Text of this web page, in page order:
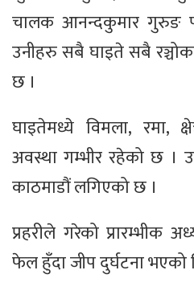
चालक आनन्दकुमार गुरुङ
उनीहरु सबै घाइते सबै
छ ।
घाइतेमध्ये विमला, रमा,
अवस्था गम्भीर रहेको छ ।
काठमाडौं लगिएको छ ।
प्रहरीले गरेको प्रारम्भीक
फेल हुँदा जीप दुर्घटना भएको